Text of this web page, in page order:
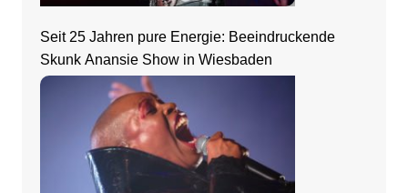
Seit 25 Jahren pure Energie: Beeindruckende
Skunk Anansie Show in Wiesbaden